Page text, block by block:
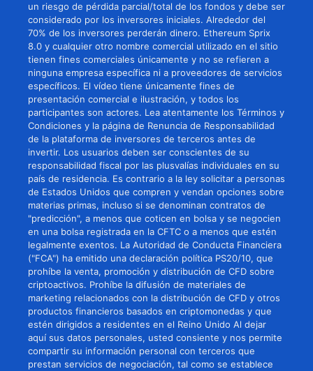
un riesgo de pérdida parcial/total de los fondos y debe ser
considerado por los inversores iniciales. Alrededor del
70% de los inversores perderán dinero. Ethereum Sprix
8.0 y cualquier otro nombre comercial utilizado en el sitio
tienen fines comerciales únicamente y no se refieren a
ninguna empresa específica ni a proveedores de servicios
específicos. El vídeo tiene únicamente fines de
presentación comercial e ilustración, y todos los
participantes son actores. Lea atentamente los Términos y
Condiciones y la página de Renuncia de Responsabilidad
de la plataforma de inversores de terceros antes de
invertir. Los usuarios deben ser conscientes de su
responsabilidad fiscal por las plusvalías individuales en su
país de residencia. Es contrario a la ley solicitar a personas
de Estados Unidos que compren y vendan opciones sobre
materias primas, incluso si se denominan contratos de
"predicción", a menos que coticen en bolsa y se negocien
en una bolsa registrada en la CFTC o a menos que estén
legalmente exentos. La Autoridad de Conducta Financiera
("FCA") ha emitido una declaración política PS20/10, que
prohíbe la venta, promoción y distribución de CFD sobre
criptoactivos. Prohíbe la difusión de materiales de
marketing relacionados con la distribución de CFD y otros
productos financieros basados en criptomonedas y que
estén dirigidos a residentes en el Reino Unido Al dejar
aquí sus datos personales, usted consiente y nos permite
compartir su información personal con terceros que
prestan servicios de negociación, tal como se establece